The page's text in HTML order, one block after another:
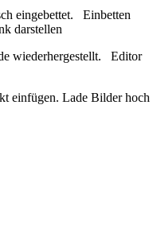
eingebettet. Einbetten
darstellen
wiederhergestellt. Editor
einfügen. Lade Bilder hoch